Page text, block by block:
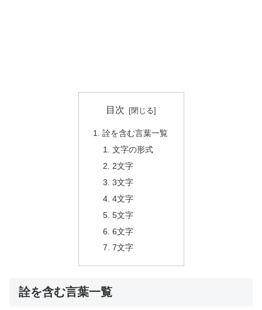
目次
詮を含む言葉一覧
文字の形式
2文字
3文字
4文字
5文字
6文字
7文字
詮を含む言葉一覧